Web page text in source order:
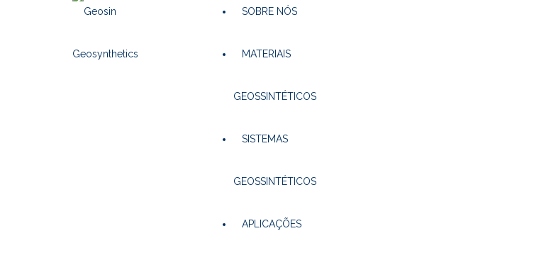
SOBRE NÓS
MATERIAIS
GEOSSINTÉTICOS
SISTEMAS
GEOSSINTÉTICOS
APLICAÇÕES